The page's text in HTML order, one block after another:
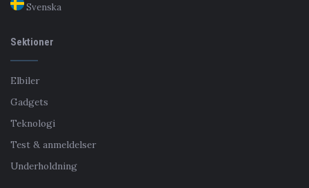
Svenska
Sektioner
Elbiler
Gadgets
Teknologi
Test & anmeldelser
Underholdning